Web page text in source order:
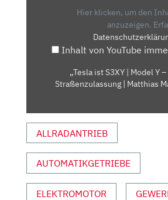
RAUMSCHIFF
STRASSENZULASSUNG |
ALMEDIE“ V
ON Y
OUTUBE A
NZEIGEN
Hier klicken, um den
anzuzeigen.
Inhalt von YouTube
„Tesla ist S3XY | Model Y
Straßenzulassung | Matthias
ALLRADANTRIEB
AUTOMATIKGETRIEBE
ELEKTROMOTOR